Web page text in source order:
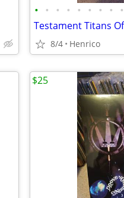
• • • • • • • • •
Testament Titans
8/4 Henrico
$25